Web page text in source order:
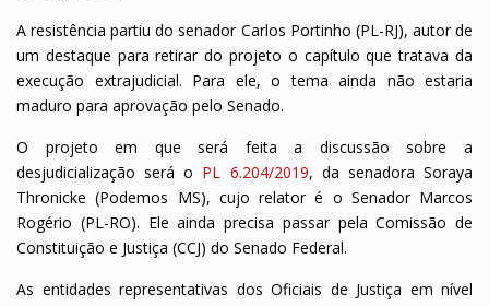
A resistência partiu do senador Carlos Portinho (PL-RJ), autor de
um destaque para retirar do projeto o capítulo que tratava da
execução extrajudicial. Para ele, o tema ainda não estaria
maduro para aprovação pelo Senado.
O projeto em que será feita a discussão sobre a
desjudicialização será o PL 6.204/2019, da senadora Soraya
Thronicke (Podemos MS), cujo relator é o Senador Marcos
Rogério (PL-RO). Ele ainda precisa passar pela Comissão de
Constituição e Justiça (CCJ) do Senado Federal.
As entidades representativas dos Oficiais de Justiça em nível